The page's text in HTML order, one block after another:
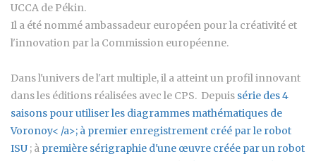
UCCA de Pékin.
Il a été nommé ambassadeur européen pour la créativité et
l'innovation par la Commission européenne.
Dans l'univers de l'art multiple, il a atteint un profil innovant
dans les éditions réalisées avec le CPS. Depuis série des 4
saisons pour utiliser les diagrammes mathématiques de
Voronoy< /a>; à premier enregistrement créé par le robot
ISU ; à première sérigraphie d'une œuvre créée par un robot